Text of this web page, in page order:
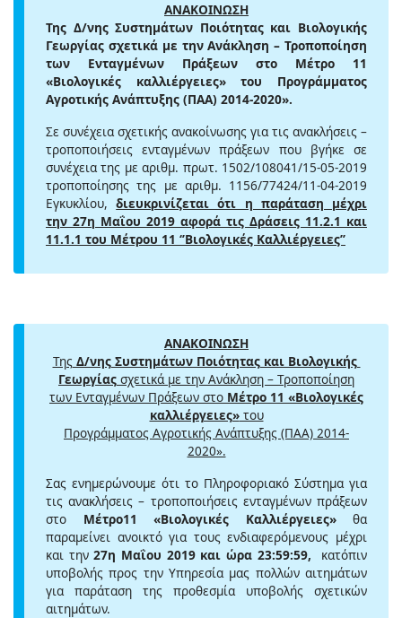
ΑΝΑΚΟΙΝΩΣΗ
Της Δ/νης Συστημάτων Ποιότητας και Βιολογικής
Γεωργίας σχετικά με την Ανάκληση – Τροποποίηση
των Ενταγμένων Πράξεων στο Μέτρο 11
«Βιολογικές καλλιέργειες» του Προγράμματος
Αγροτικής Ανάπτυξης (ΠΑΑ) 2014-2020».
Σε συνέχεια σχετικής ανακοίνωσης για τις ανακλήσεις –
τροποποιήσεις ενταγμένων πράξεων που βγήκε σε
συνέχεια της με αριθμ. πρωτ. 1502/108041/15-05-2019
τροποποίησης της με αριθμ. 1156/77424/11-04-2019
Εγκυκλίου,διευκρινίζεται ότι η παράταση μέχρι
την 27η Μαΐου 2019 αφορά τις Δράσεις 11.2.1 και
11.1.1 του Μέτρου 11 ‘’Βιολογικές Καλλιέργειες’’
ΑΝΑΚΟΙΝΩΣΗ
Της Δ/νης Συστημάτων Ποιότητας και Βιολογικής
Γεωργίας σχετικά με την Ανάκληση – Τροποποίηση
των Ενταγμένων Πράξεων στο Μέτρο 11 «Βιολογικές
καλλιέργειες»του
Προγράμματος Αγροτικής Ανάπτυξης (ΠΑΑ) 2014-
2020».
Σας ενημερώνουμε ότι το Πληροφοριακό Σύστημα για
τις ανακλήσεις – τροποποιήσεις ενταγμένων πράξεων
στο Μέτρο11 «Βιολογικές Καλλιέργειες»θα
παραμείνει ανοικτό για τους ενδιαφερόμενους μέχρι
και την27η Μαΐου 2019 και ώρα 23:59:59, κατόπιν
υποβολής προς την Υπηρεσία μας πολλών αιτημάτων
για παράταση της προθεσμία υποβολής σχετικών
αιτημάτων.